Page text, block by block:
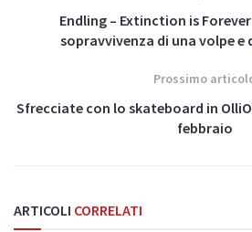
Endling – Extinction is
sopravvivenza di una volpe e
Prossimo
Sfrecciate con lo skateboard in
febbraio
ARTICOLI CORRELATI